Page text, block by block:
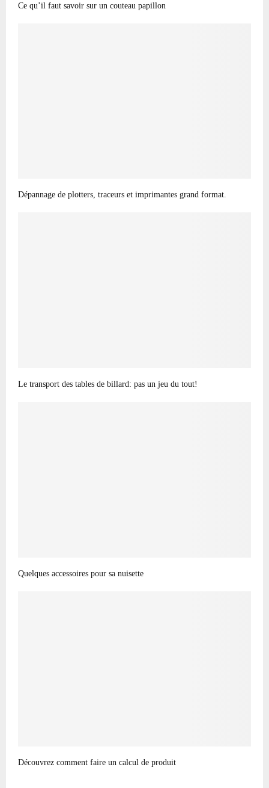
Ce qu’il faut savoir sur un couteau papillon
Dépannage de plotters, traceurs et imprimantes grand format.
Le transport des tables de billard: pas un jeu du tout!
Quelques accessoires pour sa nuisette
Découvrez comment faire un calcul de produit